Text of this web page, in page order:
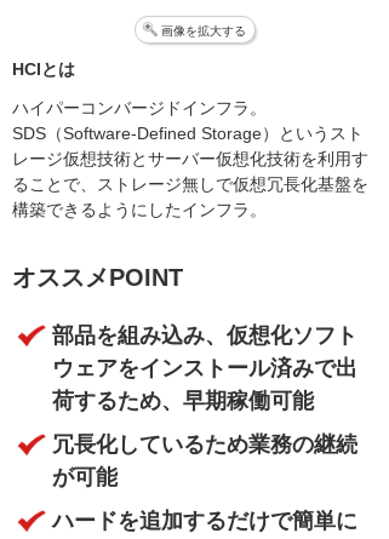
画像を拡大する
HCIとは
ハイパーコンバージドインフラ。
SDS（Software-Defined Storage）というスト
レージ仮想技術とサーバー仮想化技術を利用す
ることで、ストレージ無しで仮想冗長化基盤を
構築できるようにしたインフラ。
オススメPOINT
部品を組み込み、仮想化ソフト
ウェアをインストール済みで出
荷するため、早期稼働可能
冗長化しているため業務の継続
が可能
ハードを追加するだけで簡単に